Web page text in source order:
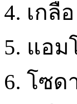
4. เกลื
5. แอม
6. โซด